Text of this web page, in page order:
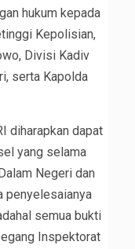
hukum kepada
Kepolisian,
Divisi Kadiv
serta Kapolda
diharapkan dapat
yang selama
Negeri dan
penyelesaianya
semua bukti
Inspektorat